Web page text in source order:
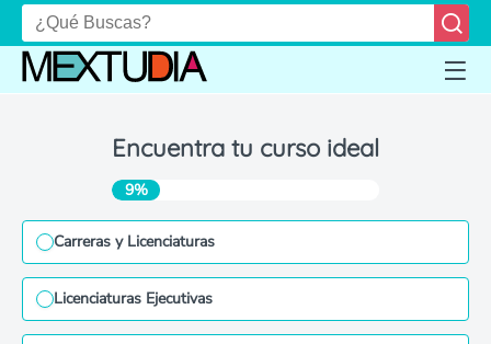
Encuentra tu curso ideal
9%
Carreras y Licenciaturas
Licenciaturas Ejecutivas